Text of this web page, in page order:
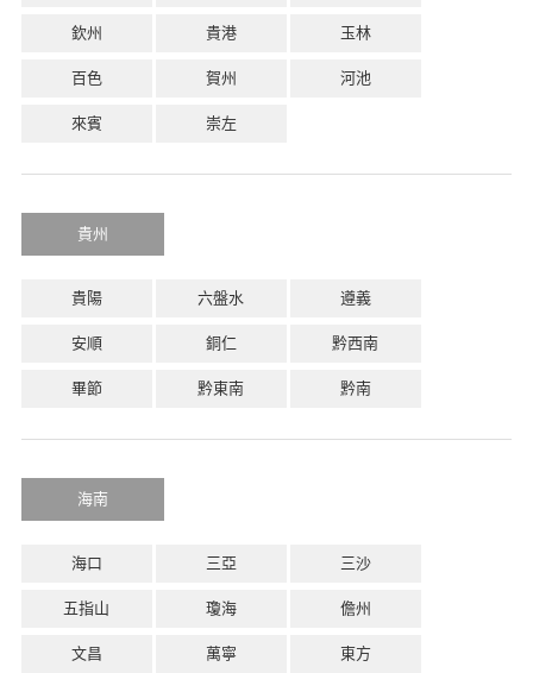
欽州 貴港 玉林
百色 賀州 河池
來賓 崇左
貴州
貴陽 六盤水 遵義
安順 銅仁 黔西南
畢節 黔東南 黔南
海南
海口 三亞 三沙
五指山 瓊海 儋州
文昌 萬寧 東方